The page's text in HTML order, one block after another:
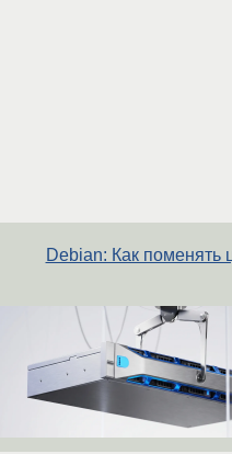
Debian: Как поменять